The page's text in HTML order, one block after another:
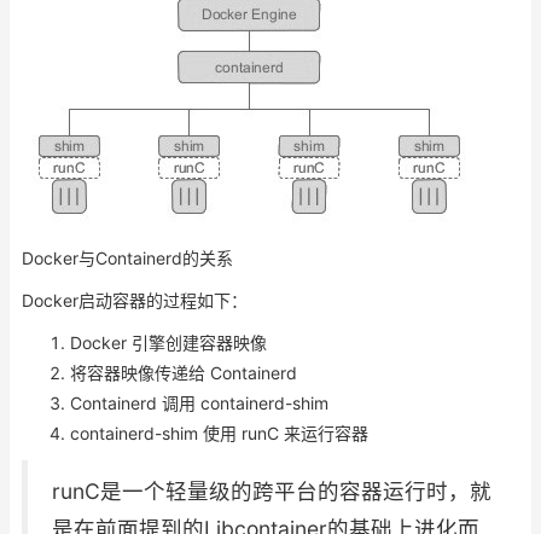
Docker与Containerd的关系
Docker启动容器的过程如下：
Docker 引擎创建容器映像
将容器映像传递给 Containerd
Containerd 调用 containerd-shim
containerd-shim 使用 runC 来运行容器
runC是一个轻量级的跨平台的容器运行时，就
是在前面提到的Libcontainer的基础上进化而